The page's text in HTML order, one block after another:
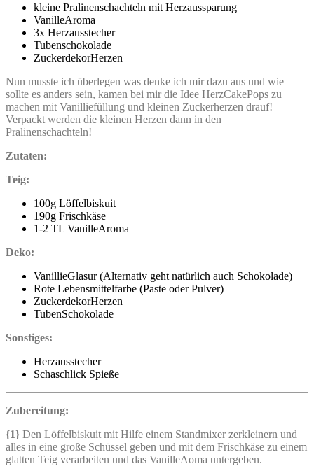
kleine Pralinenschachteln mit Herzaussparung
VanilleAroma
3x Herzausstecher
Tubenschokolade
ZuckerdekorHerzen
Nun musste ich überlegen was denke ich mir dazu aus und wie
sollte es anders sein, kamen bei mir die Idee HerzCakePops zu
machen mit Vanilliefüllung und kleinen Zuckerherzen drauf!
Verpackt werden die kleinen Herzen dann in den
Pralinenschachteln!
Zutaten:
Teig:
100g Löffelbiskuit
190g Frischkäse
1-2 TL VanilleAroma
Deko:
VanillieGlasur (Alternativ geht natürlich auch Schokolade)
Rote Lebensmittelfarbe (Paste oder Pulver)
ZuckerdekorHerzen
TubenSchokolade
Sonstiges:
Herzausstecher
Schaschlick Spieße
Zubereitung:
{1} Den Löffelbiskuit mit Hilfe einem Standmixer zerkleinern und
alles in eine große Schüssel geben und mit dem Frischkäse zu einem
glatten Teig verarbeiten und das VanilleAoma untergeben.